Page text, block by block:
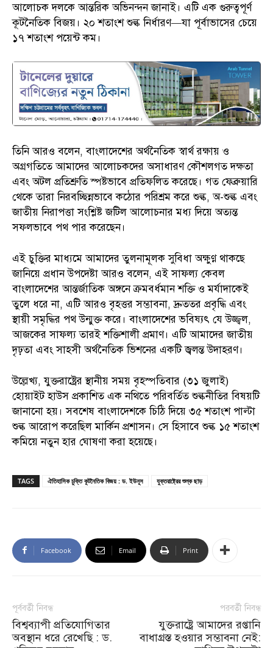
আলোচক দলকে আন্তরিক অভিনন্দন জানাই। এটি এক গুরুত্বপূর্ণ
কূটনৈতিক বিজয়। ২০ শতাংশ শুল্ক নির্ধারণ—যা পূর্বাভাসের চেয়ে
১৭ শতাংশ পয়েন্ট কম।
তিনি আরও বলেন, বাংলাদেশের অর্থনৈতিক স্বার্থ রক্ষায় ও
অগ্রগতিতে আমাদের আলোচকদের অসাধারণ কৌশলগত দক্ষতা
এবং অটল প্রতিশ্রুতি স্পষ্টভাবে প্রতিফলিত করেছে। গত ফেব্রুয়ারি
থেকে তারা নিরবচ্ছিন্নভাবে কঠোর পরিশ্রম করে শুল্ক, অ-শুল্ক এবং
জাতীয় নিরাপত্তা সংশ্লিষ্ট জটিল আলোচনার মধ্য দিয়ে অত্যন্ত
সফলভাবে পথ পার করেছেন।
এই চুক্তির মাধ্যমে আমাদের তুলনামূলক সুবিধা অক্ষুণ্ণ থাকছে
জানিয়ে প্রধান উপদেষ্টা আরও বলেন, এই সাফল্য কেবল
বাংলাদেশের আন্তর্জাতিক অঙ্গনে ক্রমবর্ধমান শক্তি ও মর্যাদাকেই
তুলে ধরে না, এটি আরও বৃহত্তর সম্ভাবনা, দ্রুততর প্রবৃদ্ধি এবং
স্থায়ী সমৃদ্ধির পথ উন্মুক্ত করে। বাংলাদেশের ভবিষ্যৎ যে উজ্জ্বল,
আজকের সাফল্য তারই শক্তিশালী প্রমাণ। এটি আমাদের জাতীয়
দৃঢ়তা এবং সাহসী অর্থনৈতিক ভিশনের একটি জ্বলন্ত উদাহরণ।
উল্লেখ্য, যুক্তরাষ্ট্রের স্থানীয় সময় বৃহস্পতিবার (৩১ জুলাই)
হোয়াইট হাউস প্রকাশিত এক নথিতে পরিবর্তিত শুল্কনীতির বিষয়টি
জানানো হয়। সবশেষ বাংলাদেশকে চিঠি দিয়ে ৩৫ শতাংশ পাল্টা
শুল্ক আরোপ করেছিল মার্কিন প্রশাসন। সে হিসাবে শুল্ক ১৫ শতাংশ
কমিয়ে নতুন হার ঘোষণা করা হয়েছে।
TAGS ঐতিহাসিক চুক্তি কূটনৈতিক বিজয় : ড. ইউনূস যুক্তরাষ্ট্রের শুল্ক ছাড়
Facebook Email Print
পূর্ববর্তী নিবন্ধ
বিশ্বব্যাপী প্রতিযোগিতার
অবস্থান ধরে রেখেছি : ড.
পরবর্তী নিবন্ধ
যুক্তরাষ্ট্রে আমাদের রপ্তানি
বাধাগ্রস্ত হওয়ার সম্ভাবনা নেই: